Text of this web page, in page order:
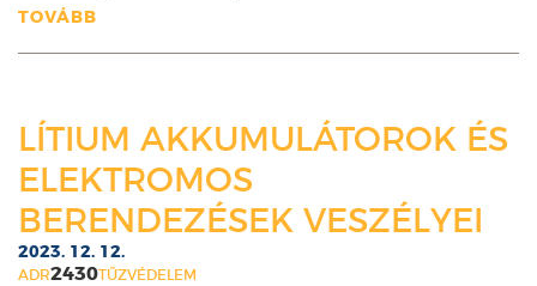
TOVÁBB
LÍTIUM AKKUMULÁTOROK ÉS
ELEKTROMOS
BERENDEZÉSEK VESZÉLYEI
2023. 12. 12.
ADR2430TŰZVÉDELEM